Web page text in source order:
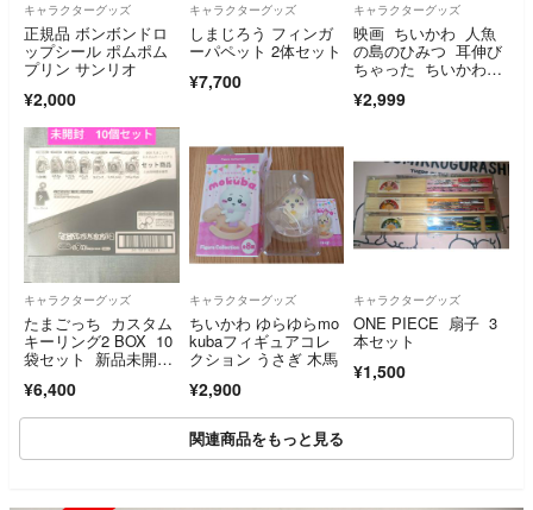
キャラクターグッズ
正規品 ボンボンドロ
ップシール ポムポム
プリン サンリオ
¥2,000
キャラクターグッズ
しまじろう フィンガ
ーパペット 2体セット
¥7,700
キャラクターグッズ
映画 ちいかわ 人魚
の島のひみつ 耳伸び
ちゃった ちいかわマ
¥2,999
キャラクターグッズ
たまごっち カスタム
キーリング2 BOX 10
袋セット 新品未開
送
¥6,400
キャラクターグッズ
ちいかわ ゆらゆらmo
kubaフィギュアコレ
クション うさぎ 木馬
¥2,900
キャラクターグッズ
ONE PIECE 扇子 3
本セット
¥1,500
関連商品をもっと見る